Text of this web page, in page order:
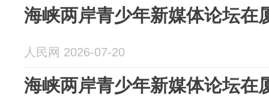
海峡两岸青少年新媒体论坛在
人民网 2026-07-20
海峡两岸青少年新媒体论坛在